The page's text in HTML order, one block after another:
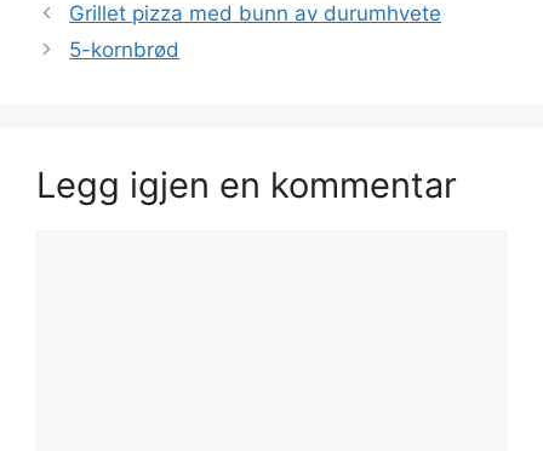
Grillet pizza med bunn av durumhvete
5-kornbrød
Legg igjen en kommentar